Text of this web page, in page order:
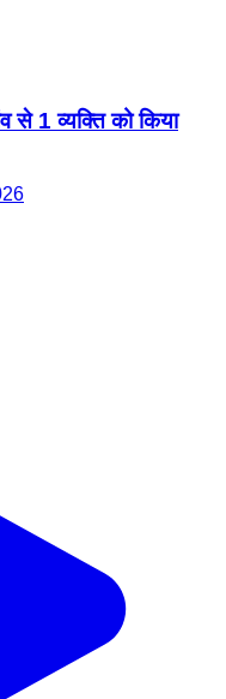
से 1 व्यक्ति को किया